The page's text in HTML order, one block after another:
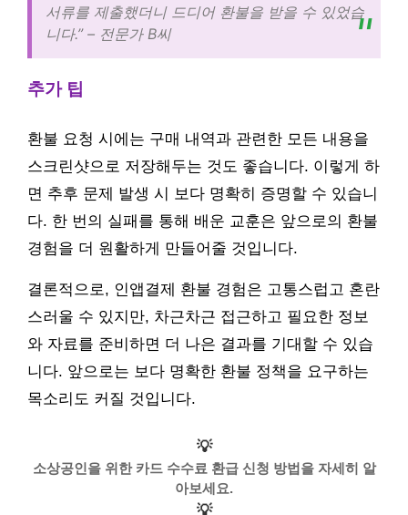
서류를 제출했더니 드디어 환불을 받을 수 있었습
니다.” – 전문가 B씨
추가 팁
환불 요청 시에는 구매 내역과 관련한 모든 내용을
스크린샷으로 저장해두는 것도 좋습니다. 이렇게 하
면 추후 문제 발생 시 보다 명확히 증명할 수 있습니
다. 한 번의 실패를 통해 배운 교훈은 앞으로의 환불
경험을 더 원활하게 만들어줄 것입니다.
결론적으로, 인앱결제 환불 경험은 고통스럽고 혼란
스러울 수 있지만, 차근차근 접근하고 필요한 정보
와 자료를 준비하면 더 나은 결과를 기대할 수 있습
니다. 앞으로는 보다 명확한 환불 정책을 요구하는
목소리도 커질 것입니다.
💡
소상공인을 위한 카드 수수료 환급 신청 방법을 자세히 알
아보세요.
💡